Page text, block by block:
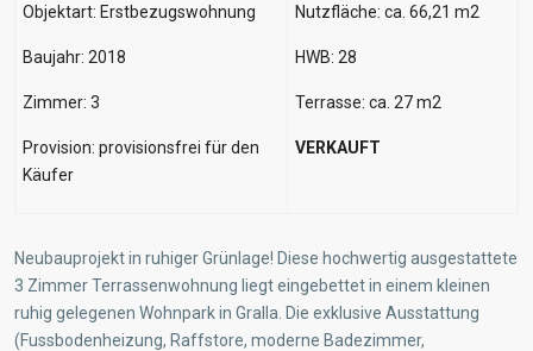
Objektart: Erstbezugswohnung
Baujahr: 2018
Zimmer: 3
Provision: provisionsfrei für den
Käufer
Nutzfläche: ca. 66,21 m2
HWB: 28
Terrasse: ca. 27 m2
VERKAUFT
Neubauprojekt in ruhiger Grünlage! Diese hochwertig ausgestattete
3 Zimmer Terrassenwohnung liegt eingebettet in einem kleinen
ruhig gelegenen Wohnpark in Gralla. Die exklusive Ausstattung
(Fussbodenheizung, Raffstore, moderne Badezimmer,